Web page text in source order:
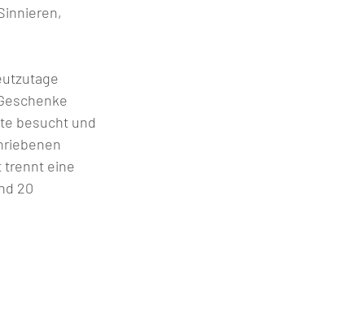
besucht und
trennt eine
20